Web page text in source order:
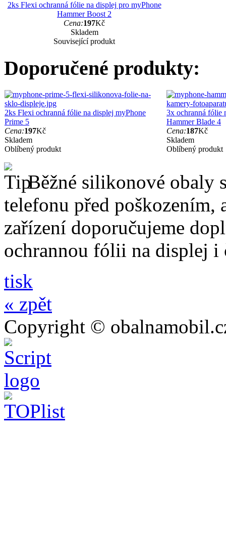
2ks Flexi ochranná fólie na displej pro myPhone
Hammer Boost 2
Cena:197Kč
Skladem
Související produkt
Doporučené produkty:
2ks Flexi ochranná fólie na displej myPhone
Prime 5
Cena:197Kč
Skladem
Oblíbený produkt
3x ochranná fólie
Hammer Blade 4
Cena:187Kč
Skladem
Oblíbený produkt
Běžné silikonové obaly
telefonu před poškozením,
zařízení doporučujeme
ochrannou fólii na displej i
tisk
« zpět
Copyright ©